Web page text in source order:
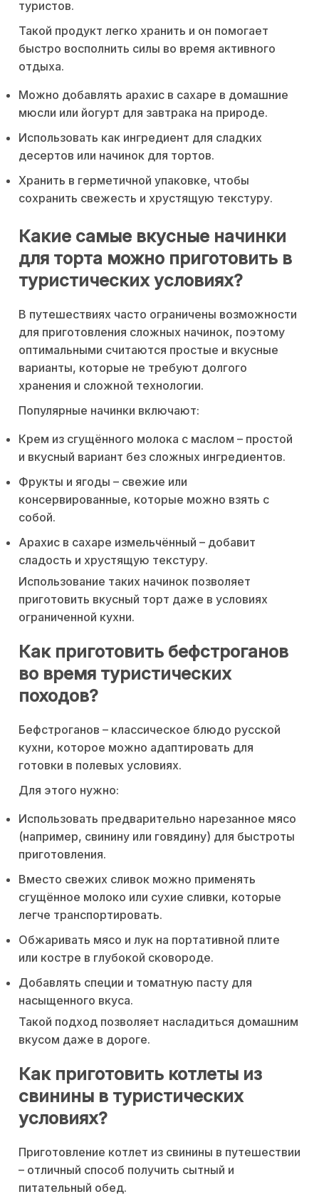
туристов.
Такой продукт легко хранить и он помогает
быстро восполнить силы во время активного
отдыха.
Можно добавлять арахис в сахаре в домашние
мюсли или йогурт для завтрака на природе.
Использовать как ингредиент для сладких
десертов или начинок для тортов.
Хранить в герметичной упаковке, чтобы
сохранить свежесть и хрустящую текстуру.
Какие самые вкусные начинки
для торта можно приготовить в
туристических условиях?
В путешествиях часто ограничены возможности
для приготовления сложных начинок, поэтому
оптимальными считаются простые и вкусные
варианты, которые не требуют долгого
хранения и сложной технологии.
Популярные начинки включают:
Крем из сгущённого молока с маслом – простой
и вкусный вариант без сложных ингредиентов.
Фрукты и ягоды – свежие или
консервированные, которые можно взять с
собой.
Арахис в сахаре измельчённый – добавит
сладость и хрустящую текстуру.
Использование таких начинок позволяет
приготовить вкусный торт даже в условиях
ограниченной кухни.
Как приготовить бефстроганов
во время туристических
походов?
Бефстроганов – классическое блюдо русской
кухни, которое можно адаптировать для
готовки в полевых условиях.
Для этого нужно:
Использовать предварительно нарезанное мясо
(например, свинину или говядину) для быстроты
приготовления.
Вместо свежих сливок можно применять
сгущённое молоко или сухие сливки, которые
легче транспортировать.
Обжаривать мясо и лук на портативной плите
или костре в глубокой сковороде.
Добавлять специи и томатную пасту для
насыщенного вкуса.
Такой подход позволяет насладиться домашним
вкусом даже в дороге.
Как приготовить котлеты из
свинины в туристических
условиях?
Приготовление котлет из свинины в путешествии
– отличный способ получить сытный и
питательный обед.